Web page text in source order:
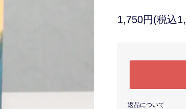
1,750円(税込
返品について